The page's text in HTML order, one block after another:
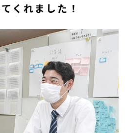
くれました！